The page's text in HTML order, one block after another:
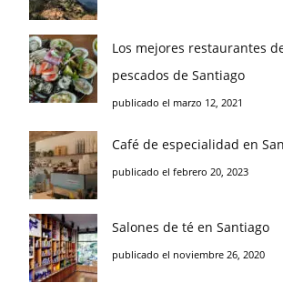
Los mejores restaurantes
pescados de Santiago
publicado el marzo 12, 2021
Café de especialidad en
publicado el febrero 20, 2023
Salones de té en Santiago
publicado el noviembre 26, 2020